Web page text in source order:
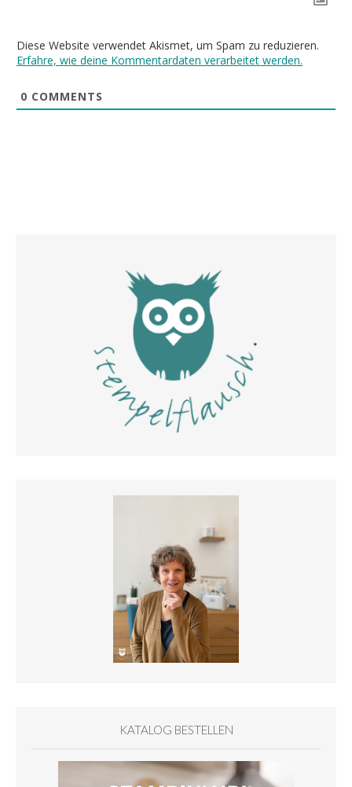
Diese Website verwendet Akismet, um Spam zu reduzieren.
Erfahre, wie deine Kommentardaten verarbeitet werden.
0 COMMENTS
KATALOG BESTELLEN